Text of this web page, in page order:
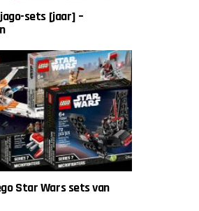
sets [jaar] –
Star Wars sets van